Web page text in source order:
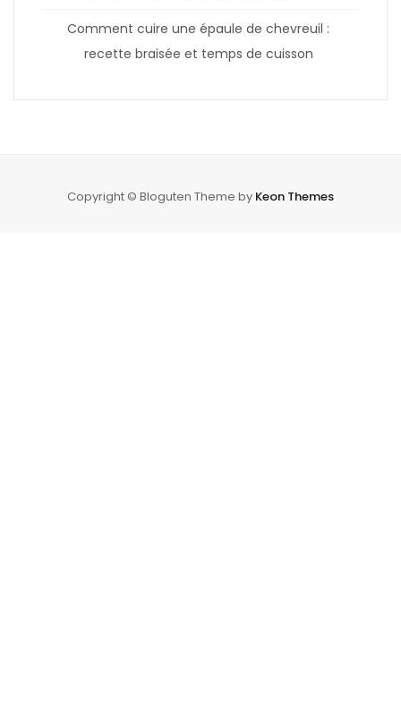
Comment cuire une épaule de chevreuil :
recette braisée et temps de cuisson
Copyright © Bloguten Theme by Keon Themes